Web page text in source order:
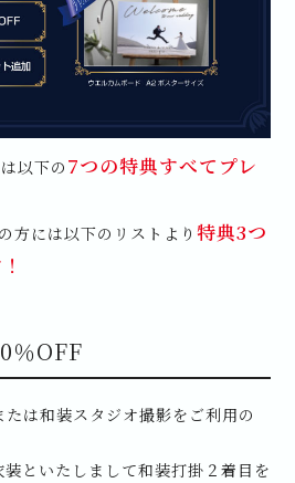
以下の 7つの特典すべてプレ
方には以下のリストより 特典3つ
％OFF
は和装スタジオ撮影をご利用の
といたしまして和装打掛２着目を